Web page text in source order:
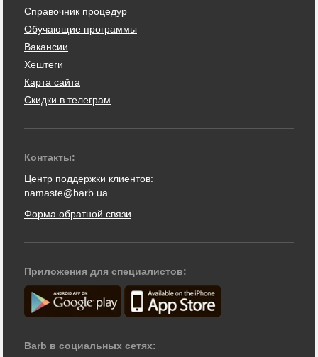
Справочник процедур
Обучающие программы
Вакансии
Хештеги
Карта сайта
Скидки в телеграм
Контакты:
Центр поддержки клиентов:
namaste@barb.ua
Форма обратной связи
Приложения для специалистов:
Barb в социальных сетях: